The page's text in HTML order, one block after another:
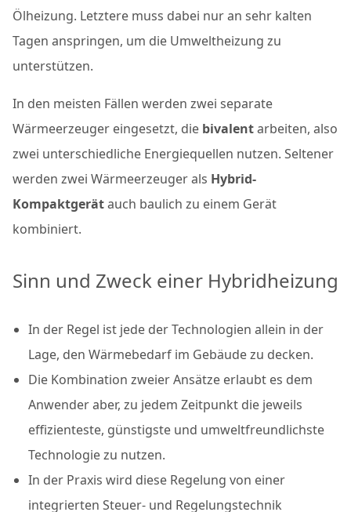
Ölheizung. Letztere muss dabei nur an sehr kalten
Tagen anspringen, um die Umweltheizung zu
unterstützen.
In den meisten Fällen werden zwei separate
Wärmeerzeuger eingesetzt, die bivalentarbeiten, also
zwei unterschiedliche Energiequellen nutzen. Seltener
werden zwei Wärmeerzeuger als Hybrid-
Kompaktgerätauch baulich zu einem Gerät
kombiniert.
Sinn und Zweck einer Hybridheizung
In der Regel ist jede der Technologien allein in der
Lage, den Wärmebedarf im Gebäude zu decken.
Die Kombination zweier Ansätze erlaubt es dem
Anwender aber, zu jedem Zeitpunkt die jeweils
effizienteste, günstigste und umweltfreundlichste
Technologie zu nutzen.
In der Praxis wird diese Regelung von einer
integrierten Steuer- und Regelungstechnik